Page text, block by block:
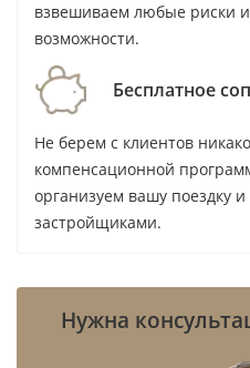
Условия
перед подачей.
ВНЖ и визы ОАЭ
Практический
два сценария до
использование и
взвешиваем любые риски
возможности.
Бесплатное
Не берем с клиентов
компенсационной
организуем вашу поездку и
застройщиками.
Нужна